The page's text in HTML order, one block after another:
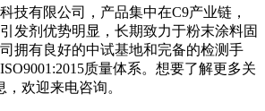
有限公司，产品集中在C9产业链，
发剂优势明显，长期致力于粉末涂料固
拥有良好的中试基地和完备的检测手
质量体系。想要了解更多关
欢迎来电咨询。